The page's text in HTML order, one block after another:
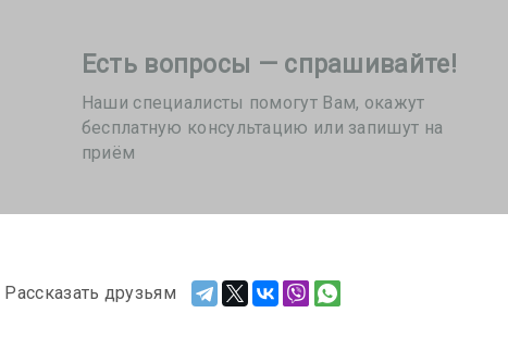
Есть вопросы — спрашивайте!
Наши специалисты помогут Вам, окажут
бесплатную консультацию или запишут на
приём
Рассказать друзьям